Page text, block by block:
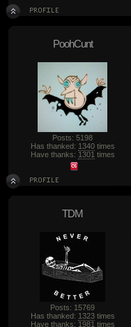
PoohCunt
Posts: 5198
Has thanked: 1340times
Have thanks: 1301 times
TDM
Posts: 15769
Has thanked: 1323times
Have thanks: 1981 times